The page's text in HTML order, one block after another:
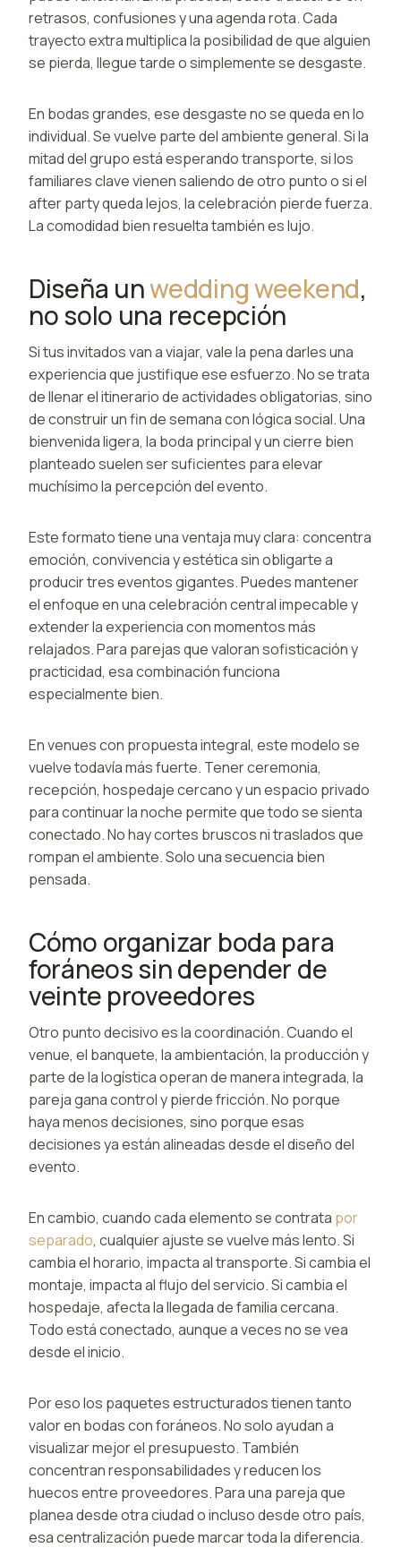
retrasos, confusiones y una agenda rota. Cada
trayecto extra multiplica la posibilidad de que alguien
se pierda, llegue tarde o simplemente se desgaste.
En bodas grandes, ese desgaste no se queda en lo
individual. Se vuelve parte del ambiente general. Si la
mitad del grupo está esperando transporte, si los
familiares clave vienen saliendo de otro punto o si el
after party queda lejos, la celebración pierde fuerza.
La comodidad bien resuelta también es lujo.
Diseña unwedding weekend,
no solo una recepción
Si tus invitados van a viajar, vale la pena darles una
experiencia que justifique ese esfuerzo. No se trata
de llenar el itinerario de actividades obligatorias, sino
de construir un fin de semana con lógica social. Una
bienvenida ligera, la boda principal y un cierre bien
planteado suelen ser suficientes para elevar
muchísimo la percepción del evento.
Este formato tiene una ventaja muy clara: concentra
emoción, convivencia y estética sin obligarte a
producir tres eventos gigantes. Puedes mantener
el enfoque en una celebración central impecable y
extender la experiencia con momentos más
relajados. Para parejas que valoran sofisticación y
practicidad, esa combinación funciona
especialmente bien.
En venues con propuesta integral, este modelo se
vuelve todavía más fuerte. Tener ceremonia,
recepción, hospedaje cercano y un espacio privado
para continuar la noche permite que todo se sienta
conectado. No hay cortes bruscos ni traslados que
rompan el ambiente. Solo una secuencia bien
pensada.
Cómo organizar boda para
foráneos sin depender de
veinte proveedores
Otro punto decisivo es la coordinación. Cuando el
venue, el banquete, la ambientación, la producción y
parte de la logística operan de manera integrada, la
pareja gana control y pierde fricción. No porque
haya menos decisiones, sino porque esas
decisiones ya están alineadas desde el diseño del
evento.
En cambio, cuando cada elemento se contrata por
separado, cualquier ajuste se vuelve más lento. Si
cambia el horario, impacta al transporte. Si cambia el
montaje, impacta al flujo del servicio. Si cambia el
hospedaje, afecta la llegada de familia cercana.
Todo está conectado, aunque a veces no se vea
desde el inicio.
Por eso los paquetes estructurados tienen tanto
valor en bodas con foráneos. No solo ayudan a
visualizar mejor el presupuesto. También
concentran responsabilidades y reducen los
huecos entre proveedores. Para una pareja que
planea desde otra ciudad o incluso desde otro país,
esa centralización puede marcar toda la diferencia.